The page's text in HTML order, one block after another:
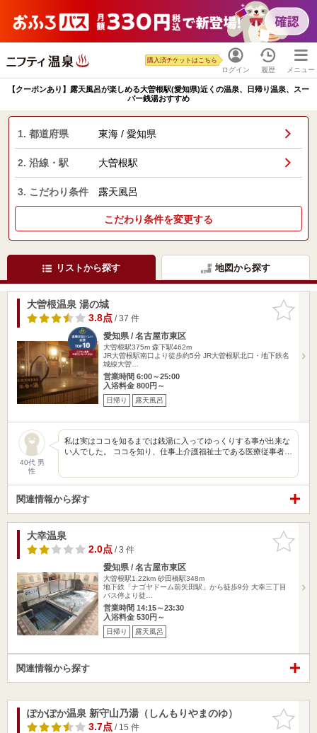
ログイン
購入済チケットはこちら
履歴 メニュー
【クーポンあり】露天風呂が楽しめる大曽根駅(愛知県)近くの温泉、日帰り温泉、スー
パー銭湯おすすめ
1. 都道府県 東海 / 愛知県
2. 沿線・駅 大曽根駅
3. こだわり条件 露天風呂
こだわり条件を変更する
リストから探す 地図から探す
お気に入
りに追加
大曽根温泉 湯の城
3.8点/ 37 件
愛知県 / 名古屋市東区
大曽根駅375m 森下駅462m
JR大曽根駅南口より徒歩約5分 JR大曽根駅北口・地下鉄名
城線大曽…
営業時間 6:00～25:00
入浴料金 800円～
日帰り 露天風呂
40代 男
性
私は実はココを知るまでは銭湯に入ってゆっくりする事が出来な
い人でした。 ココを知り、仕事上介護福祉士である医療従事者…
関連情報から探す
お気に入
りに追加
大幸温泉
2.0点/ 3 件
愛知県 / 名古屋市東区
大曽根駅1.22km 砂田橋駅348m
地下鉄「ナゴヤドーム前矢田駅」から徒歩9分 大幸三丁目
バス停より徒…
営業時間 14:15～23:30
入浴料金 530円～
日帰り 露天風呂
関連情報から探す
お気に入
りに追加
ぽかぽか温泉 新守山乃湯（しんもりやまのゆ）
3.7点/ 15 件